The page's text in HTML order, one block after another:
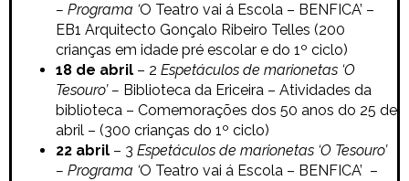
– Programa ‘O Teatro vai á Escola – BENFICA’ –
EB1 Arquitecto Gonçalo Ribeiro Telles (200
crianças em idade pré escolar e do 1º ciclo)
18 de abril – 2 Espetáculos de marionetas ‘O
Tesouro’ – Biblioteca da Ericeira – Atividades da
biblioteca – Comemorações dos 50 anos do 25 de
abril – (300 crianças do 1º ciclo)
22 abril – 3 Espetáculos de marionetas ‘O Tesouro’
– Programa ‘O Teatro vai á Escola – BENFICA’ –